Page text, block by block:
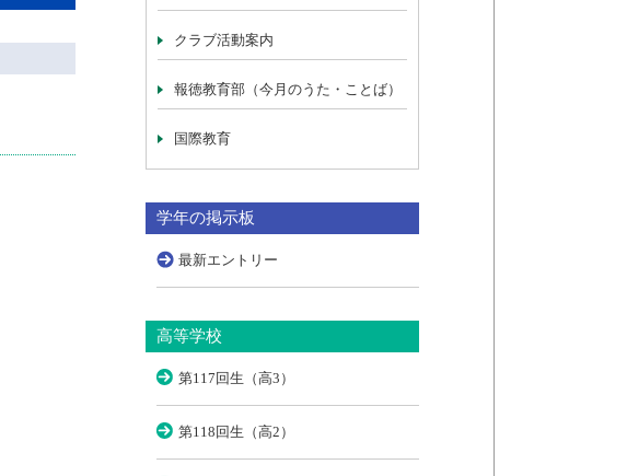
クラブ活動案内
報徳教育部（今月のうた・ことば）
国際教育
学年の掲示板
最新エントリー
高等学校
第117回生（高3）
第118回生（高2）